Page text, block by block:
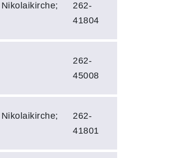
262-
41804
262-
45008
262-
41801